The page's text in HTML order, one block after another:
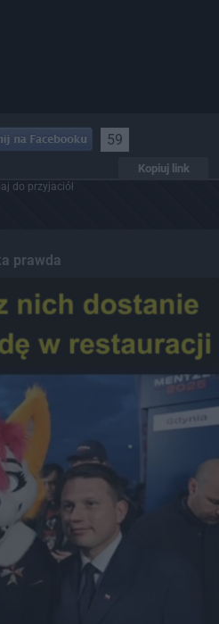
59
Kopiuj link
do przyjaciół
prawda